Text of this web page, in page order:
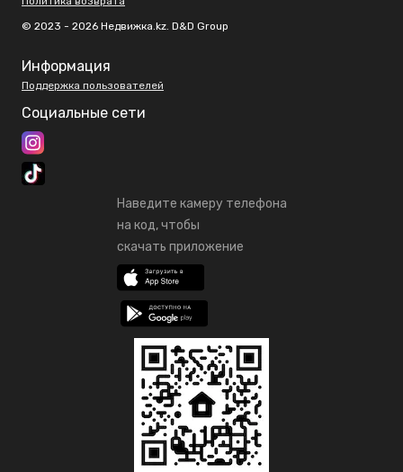
© 2023 - 2026 Недвижка.kz. D&D Group
Информация
Поддержка пользователей
Социальные сети
Наведите камеру телефона
на код, чтобы
скачать приложение